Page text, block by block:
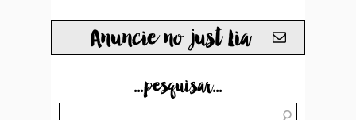
Anuncie no just Lia
...pesquisar...